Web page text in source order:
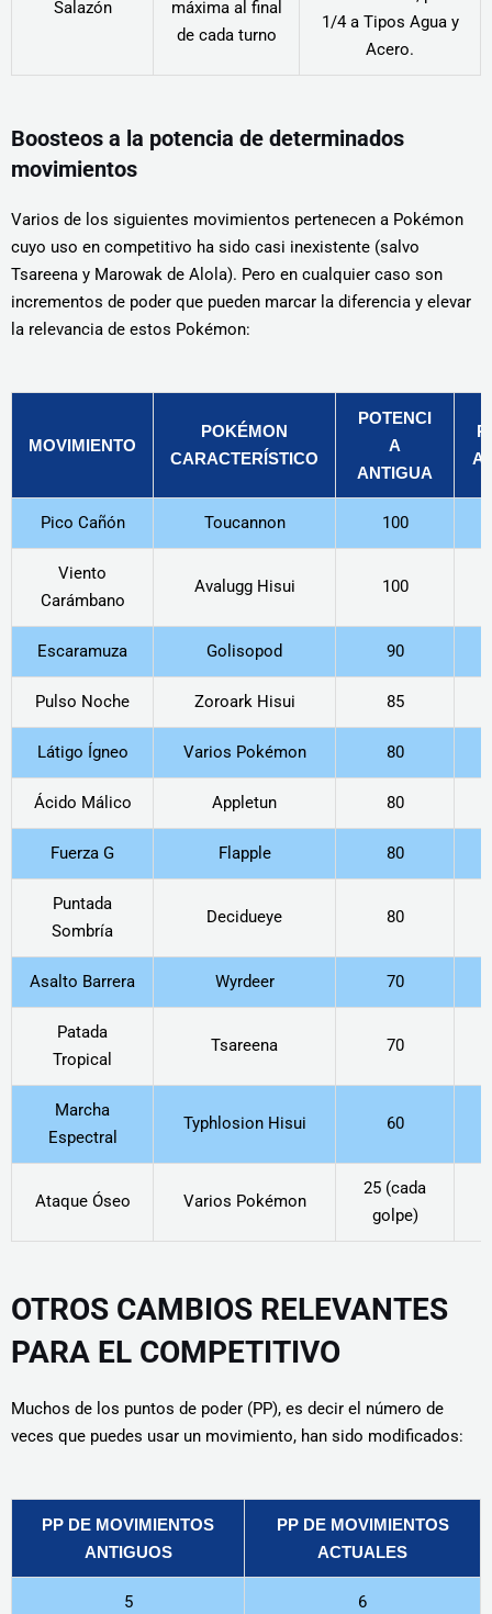
Salazón
máxima al final
de cada turno
1/4 a Tipos Agua y
Acero.
Boosteos a la potencia de determinados
movimientos
Varios de los siguientes movimientos pertenecen a Pokémon
cuyo uso en competitivo ha sido casi inexistente (salvo
Tsareena y Marowak de Alola). Pero en cualquier caso son
incrementos de poder que pueden marcar la diferencia y elevar
la relevancia de estos Pokémon:
MOVIMIENTO
POKÉMON
CARACTERÍSTICO
POTENCI
A
ANTIGUA
A
Pico Cañón Toucannon 100
Viento
Carámbano
Avalugg Hisui 100
Escaramuza Golisopod 90
Pulso Noche Zoroark Hisui 85
Látigo Ígneo Varios Pokémon 80
Ácido Málico Appletun 80
Fuerza G Flapple 80
Puntada
Sombría
Decidueye 80
Asalto Barrera Wyrdeer 70
Patada
Tropical
Tsareena 70
Marcha
Espectral
Typhlosion Hisui 60
Ataque Óseo Varios Pokémon
25 (cada
golpe)
OTROS CAMBIOS RELEVANTES
PARA EL COMPETITIVO
Muchos de los puntos de poder (PP), es decir el número de
veces que puedes usar un movimiento, han sido modificados:
PP DE MOVIMIENTOS
ANTIGUOS
PP DE MOVIMIENTOS
ACTUALES
5 6